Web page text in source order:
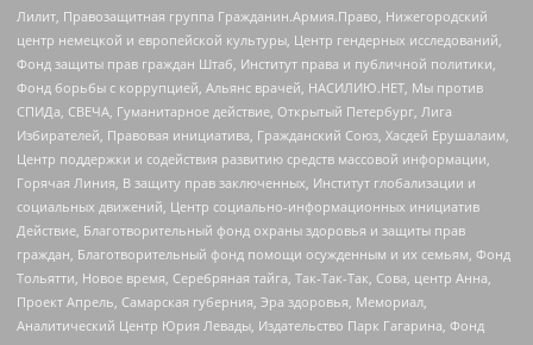
Лилит, Правозащитная группа Гражданин.Армия.Право, Нижегородский
центр немецкой и европейской культуры, Центр гендерных исследований,
Фонд защиты прав граждан Штаб, Институт права и публичной политики,
Фонд борьбы с коррупцией, Альянс врачей, НАСИЛИЮ.НЕТ, Мы против
СПИДа, СВЕЧА, Гуманитарное действие, Открытый Петербург, Лига
Избирателей, Правовая инициатива, Гражданский Союз, Хасдей Ерушалаим,
Центр поддержки и содействия развитию средств массовой информации,
Горячая Линия, В защиту прав заключенных, Институт глобализации и
социальных движений, Центр социально-информационных инициатив
Действие, Благотворительный фонд охраны здоровья и защиты прав
граждан, Благотворительный фонд помощи осужденным и их семьям, Фонд
Тольятти, Новое время, Серебряная тайга, Так-Так-Так, Сова, центр Анна,
Проект Апрель, Самарская губерния, Эра здоровья, Мемориал,
Аналитический Центр Юрия Левады, Издательство Парк Гагарина, Фонд